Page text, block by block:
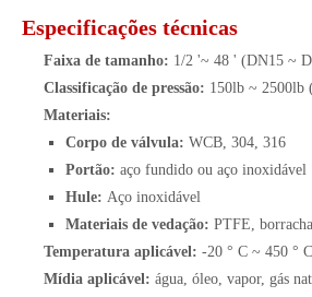
Especificações técnicas
Faixa de tamanho: 1/2 '~ 48 ' (DN15 ~
Classificação de pressão: 150lb ~ 2500lb
Materiais:
Corpo de válvula: WCB, 304, 316
Portão: aço fundido ou aço inoxidável
Hule: Aço inoxidável
Materiais de vedação: PTFE,
Temperatura aplicável: -20 ° C ~ 450 ° C
Mídia aplicável: água, óleo, vapor, gás